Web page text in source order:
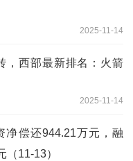
2025-11-14
，西部最新排名：火箭
2025-11-14
净偿还944.21万元，融
（11-13）